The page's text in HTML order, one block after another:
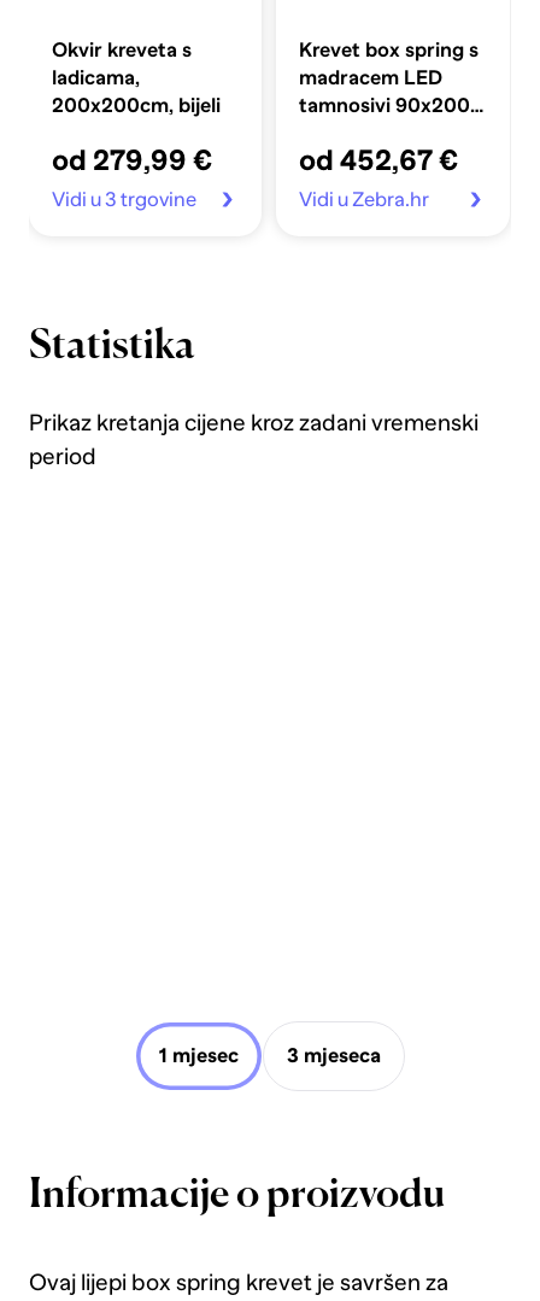
Okvir kreveta s
ladicama,
200x200cm, bijeli
od 279,99 €
Vidi u 3 trgovine
Krevet box spring s
madracem LED
tamnosivi 90x200
od 452,67 €
Vidi u Zebra.hr
Statistika
Prikaz kretanja cijene kroz zadani vremenski
period
1 mjesec 3 mjeseca
Informacije o proizvodu
Ovaj lijepi box spring krevet je savršen za